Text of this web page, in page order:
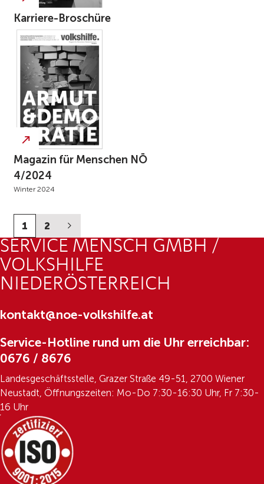
Karriere-Broschüre
Magazin für Menschen NÖ
4/2024
Winter 2024
1 2
SERVICE MENSCH GMBH /
VOLKSHILFE
NIEDERÖSTERREICH
kontakt@noe-volkshilfe.at
Service-Hotline rund um die Uhr erreichbar:
0676 / 8676
Landesgeschäftsstelle, Grazer Straße 49-51, 2700 Wiener
Neustadt, Öffnungszeiten: Mo-Do 7:30-16:30 Uhr, Fr 7:30-
16 Uhr